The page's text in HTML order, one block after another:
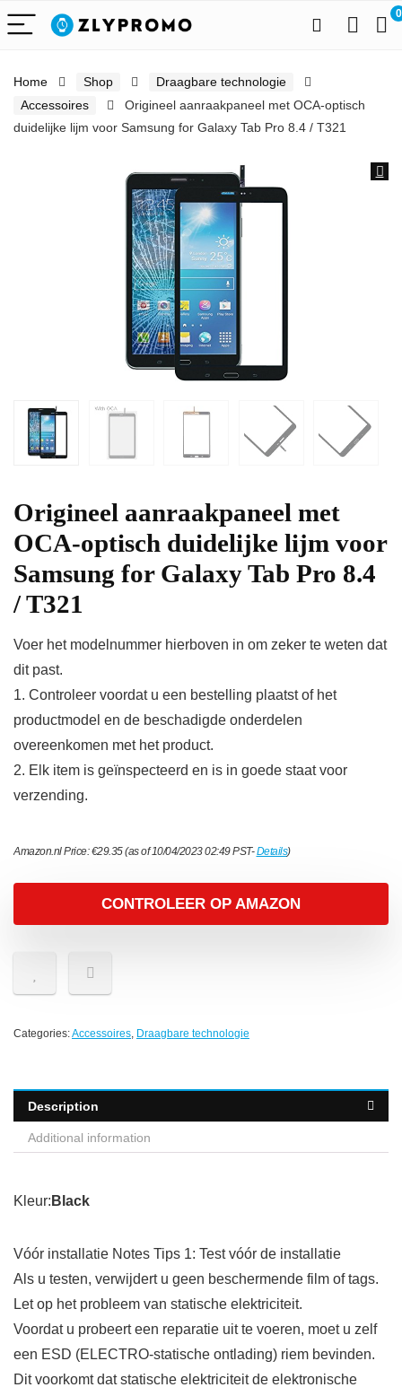
0
Home Shop
Draagbare technologie
Accessoires
Origineel aanraakpaneel met OCA-optisch
duidelijke lijm voor Samsung for Galaxy Tab Pro 8.4 / T321
Origineel aanraakpaneel met
OCA-optisch duidelijke lijm voor
Samsung for Galaxy Tab Pro 8.4
/ T321
Voer het modelnummer hierboven in om zeker te weten dat
dit past.
1. Controleer voordat u een bestelling plaatst of het
productmodel en de beschadigde onderdelen
overeenkomen met het product.
2. Elk item is geïnspecteerd en is in goede staat voor
verzending.
Amazon.nl Price:€29.35(as of 10/04/2023 02:49 PST-Details)
CONTROLEER OP AMAZON
Categories:Accessoires, Draagbare technologie
Description
Additional information
Kleur: Black
Vóór installatie Notes Tips 1: Test vóór de installatie
Als u testen, verwijdert u geen beschermende film of tags.
Let op het probleem van statische elektriciteit.
Voordat u probeert een reparatie uit te voeren, moet u zelf
een ESD (ELECTRO-statische ontlading) riem bevinden.
Dit voorkomt dat statische elektriciteit de elektronische